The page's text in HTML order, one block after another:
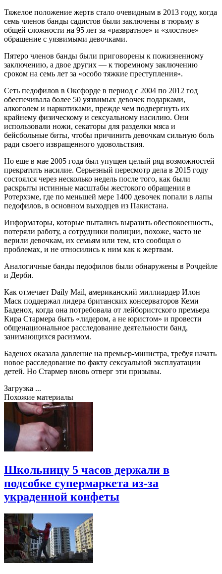
Тяжелое положение жертв стало очевидным в 2013 году, когда
семь членов банды садистов были заключены в тюрьму в
общей сложности на 95 лет за «развратное» и «злостное»
обращение с уязвимыми девочками.
Пятеро членов банды были приговорены к пожизненному
заключению, а двое других — к тюремному заключению
сроком на семь лет за «особо тяжкие преступления».
Сеть педофилов в Оксфорде в период с 2004 по 2012 год
обеспечивала более 50 уязвимых девочек подарками,
алкоголем и наркотиками, прежде чем подвергнуть их
крайнему физическому и сексуальному насилию. Они
использовали ножи, секаторы для разделки мяса и
бейсбольные биты, чтобы причинить девочкам сильную боль
ради своего извращенного удовольствия.
Но еще в мае 2005 года был упущен целый ряд возможностей
прекратить насилие. Серьезный пересмотр дела в 2015 году
состоялся через несколько недель после того, как были
раскрыты истинные масштабы жестокого обращения в
Ротерхэме, где по меньшей мере 1400 девочек попали в лапы
педофилов, в основном выходцев из Пакистана.
Информаторы, которые пытались выразить обеспокоенность,
потеряли работу, а сотрудники полиции, похоже, часто не
верили девочкам, их семьям или тем, кто сообщал о
проблемах, и не относились к ним как к жертвам.
Аналогичные банды педофилов были обнаружены в Рочдейле
и Дерби.
Как отмечает Daily Mail, американский миллиардер Илон
Маск поддержал лидера британских консерваторов Кеми
Баденох, когда она потребовала от лейбористского премьера
Кира Стармера быть «лидером, а не юристом» и провести
общенациональное расследование деятельности банд,
занимающихся расизмом.
Баденох оказала давление на премьер-министра, требуя начать
новое расследование по факту сексуальной эксплуатации
детей. Но Стармер вновь отверг эти призывы.
Загрузка ...
Похожие материалы
Школьницу 5 часов держали в
подсобке супермаркета из-за
украденной конфеты